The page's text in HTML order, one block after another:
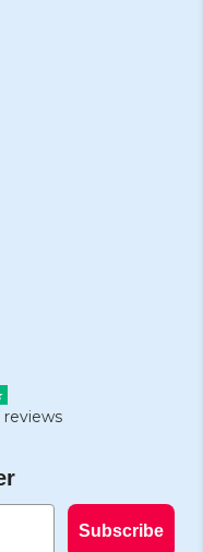
reviews
Subscribe